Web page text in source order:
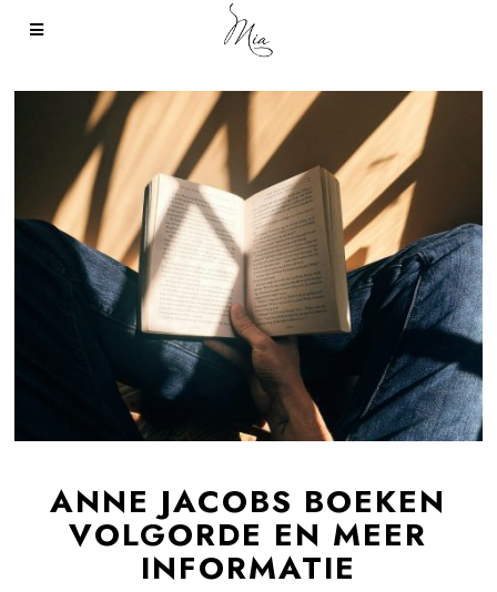
ANNE JACOBS BOEKEN
VOLGORDE EN MEER
INFORMATIE